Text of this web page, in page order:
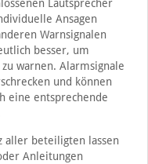
Lautsprecher
Ansagen
Warnsignalen
besser, um
warnen. Alarmsignale
und können
eine entsprechende
aller beteiligten lassen
Anleitungen